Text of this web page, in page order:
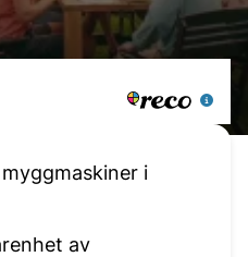
i
av